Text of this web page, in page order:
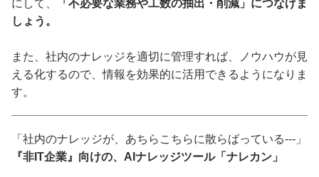
にして、
「不必要な業務や工数の抽出・削減」につなげま
しょう。
また、社内のナレッジを適切に管理すれば、ノウハウが見
える化するので、情報を効果的に活用できるようになりま
す。
「社内のナレッジが、あちらこちらに散らばっている---」
『非IT企業』向けの、AIナレッジツール「ナレカン」